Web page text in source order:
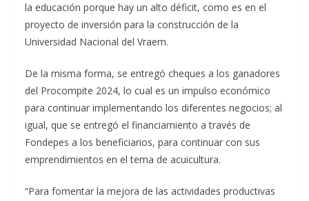
la educación porque hay un alto déficit, como es en el
proyecto de inversión para la construcción de la
Universidad Nacional del Vraem.
De la misma forma, se entregó cheques a los ganadores
del Procompite 2024, lo cual es un impulso económico
para continuar implementando los diferentes negocios; al
igual, que se entregó el financiamiento a través de
Fondepes a los beneficiarios, para continuar con sus
emprendimientos en el tema de acuicultura.
“Para fomentar la mejora de las actividades productivas